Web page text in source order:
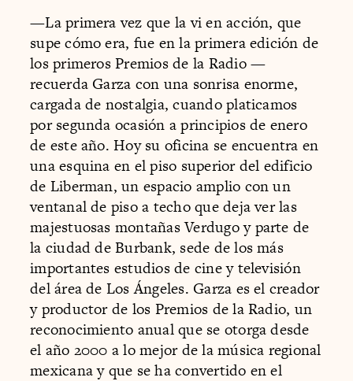
—La primera vez que la vi en acción, que
supe cómo era, fue en la primera edición de
los primeros Premios de la Radio —
recuerda Garza con una sonrisa enorme,
cargada de nostalgia, cuando platicamos
por segunda ocasión a principios de enero
de este año. Hoy su oficina se encuentra en
una esquina en el piso superior del edificio
de Liberman, un espacio amplio con un
ventanal de piso a techo que deja ver las
majestuosas montañas Verdugo y parte de
la ciudad de Burbank, sede de los más
importantes estudios de cine y televisión
del área de Los Ángeles. Garza es el creador
y productor de los Premios de la Radio, un
reconocimiento anual que se otorga desde
el año 2000 a lo mejor de la música regional
mexicana y que se ha convertido en el